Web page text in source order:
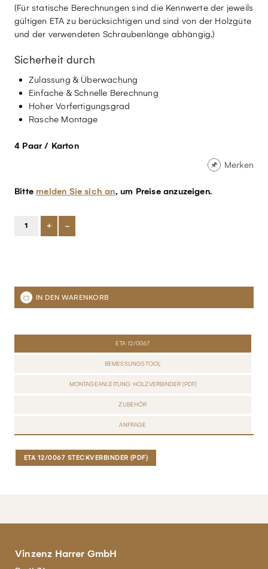
(Für statische Berechnungen sind die Kennwerte der jeweils
gültigen ETA zu berücksichtigen und sind von der Holzgüte
und der verwendeten Schraubenlänge abhängig.)
Sicherheit durch
Zulassung & Überwachung
Einfache & Schnelle Berechnung
Hoher Vorfertigungsgrad
Rasche Montage
4 Paar / Karton
Merken
Bitte melden Sie sich an, um Preise anzuzeigen.
+ -
ETA 12/0067
BEMESSUNGSTOOL
MONTAGEANLEITUNG HOLZVERBINDER [PDF]
ZUBEHÖR
ANFRAGE
ETA 12/0067 STECKVERBINDER (PDF)
Vinzenz Harrer GmbH